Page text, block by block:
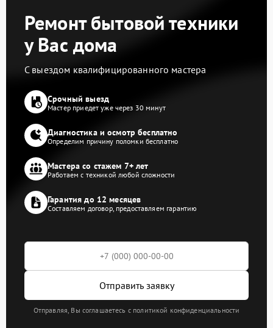
Ремонт бытовой техники
у Вас дома
С выездом квалифицированного мастера
Срочный выезд
Мастер приедет уже через 30 минут
Диагностика и осмотр бесплатно
Определим причину поломки бесплатно
Мастера со стажем 7+ лет
Работаем с техникой любой сложности
Гарантия до 12 месяцев
Составляем договор, предоставляем гарантию
Отправить заявку
Отправляя, Вы соглашаетесь с политикой конфиденциальности